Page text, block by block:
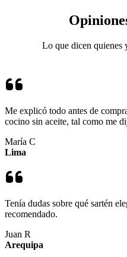
Lo que dicen quienes
Me explicó todo antes de
cocino sin aceite, tal como me
María C
Lima
Tenía dudas sobre qué sartén
recomendado.
Juan R
Arequipa